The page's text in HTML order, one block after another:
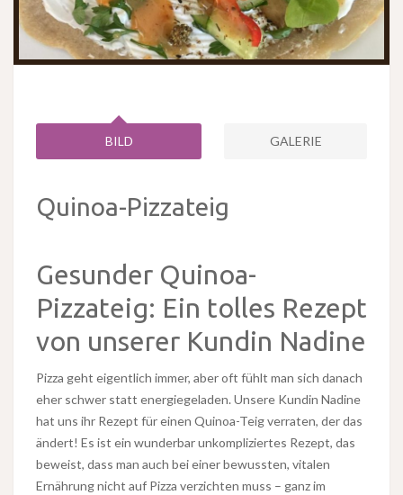
BILD GALERIE
Quinoa-Pizzateig
Gesunder Quinoa-
Pizzateig: Ein tolles Rezept
von unserer Kundin Nadine
Pizza geht eigentlich immer, aber oft fühlt man sich danach
eher schwer statt energiegeladen. Unsere Kundin Nadine
hat uns ihr Rezept für einen Quinoa-Teig verraten, der das
ändert! Es ist ein wunderbar unkompliziertes Rezept, das
beweist, dass man auch bei einer bewussten, vitalen
Ernährung nicht auf Pizza verzichten muss – ganz im